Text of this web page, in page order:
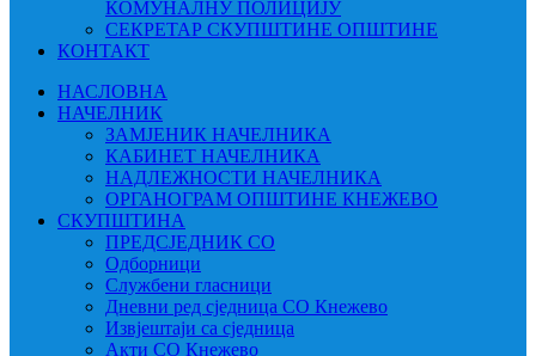
КОМУНАЛНУ ПОЛИЦИЈУ
СЕКРЕТАР СКУПШТИНЕ ОПШТИНЕ
КОНТАКТ
НАСЛОВНА
НАЧЕЛНИК
ЗАМЈЕНИК НАЧЕЛНИКА
КАБИНЕТ НАЧЕЛНИКА
НАДЛЕЖНОСТИ НАЧЕЛНИКА
ОРГАНОГРАМ ОПШТИНЕ КНЕЖЕВО
СКУПШТИНА
ПРЕДСЈЕДНИК СО
Одборници
Службени гласници
Дневни ред сједница СО Кнежево
Извјештаји са сједница
Акти СО Кнежево